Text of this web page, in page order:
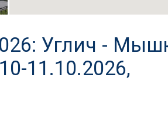
Углич -
11.10.2026,